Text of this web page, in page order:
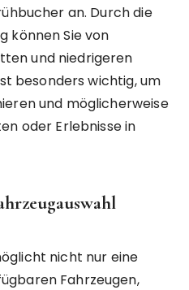
an. Durch die
können Sie von
und niedrigeren
besonders wichtig, um
und möglicherweise
oder Erlebnisse in
nicht nur eine
Fahrzeugen,